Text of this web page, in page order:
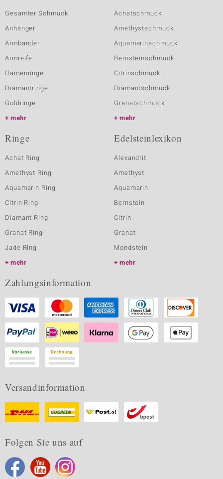
Gesamter Schmuck
Anhänger
Armbänder
Armreife
Damenringe
Diamantringe
Goldringe
mehr
Achatschmuck
Amethystschmuck
Aquamarinschmuck
Bernsteinschmuck
Citrinschmuck
Diamantschmuck
Granatschmuck
mehr
Ringe
Achat Ring
Amethyst Ring
Aquamarin Ring
Citrin Ring
Diamant Ring
Granat Ring
Jade Ring
mehr
Edelsteinlexikon
Alexandrit
Amethyst
Aquamarin
Bernstein
Citrin
Granat
Mondstein
mehr
Zahlungsinformation
Versandinformation
Folgen Sie uns auf